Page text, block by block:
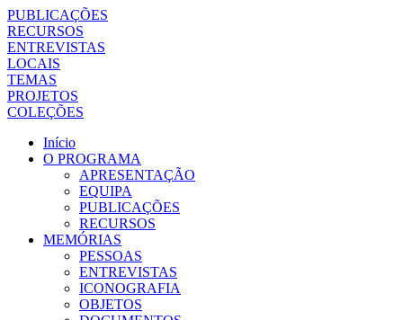
PUBLICAÇÕES
RECURSOS
ENTREVISTAS
LOCAIS
TEMAS
PROJETOS
COLEÇÕES
Início
O PROGRAMA
APRESENTAÇÃO
EQUIPA
PUBLICAÇÕES
RECURSOS
MEMÓRIAS
PESSOAS
ENTREVISTAS
ICONOGRAFIA
OBJETOS